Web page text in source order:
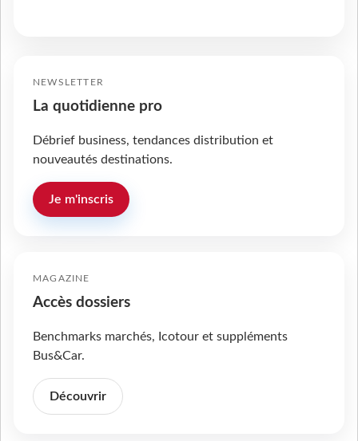
NEWSLETTER
La quotidienne pro
Débrief business, tendances distribution et
nouveautés destinations.
Je m'inscris
MAGAZINE
Accès dossiers
Benchmarks marchés, Icotour et suppléments
Bus&Car.
Découvrir